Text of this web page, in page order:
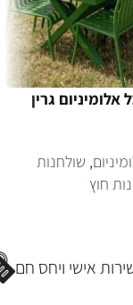
אלומיניום גרין
, שולחנות
חוץ
אישי ויחס חם